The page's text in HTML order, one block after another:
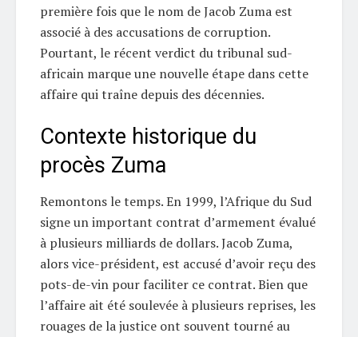
première fois que le nom de Jacob Zuma est
associé à des accusations de corruption.
Pourtant, le récent verdict du tribunal sud-
africain marque une nouvelle étape dans cette
affaire qui traîne depuis des décennies.
Contexte historique du
procès Zuma
Remontons le temps. En 1999, l’Afrique du Sud
signe un important contrat d’armement évalué
à plusieurs milliards de dollars. Jacob Zuma,
alors vice-président, est accusé d’avoir reçu des
pots-de-vin pour faciliter ce contrat. Bien que
l’affaire ait été soulevée à plusieurs reprises, les
rouages de la justice ont souvent tourné au